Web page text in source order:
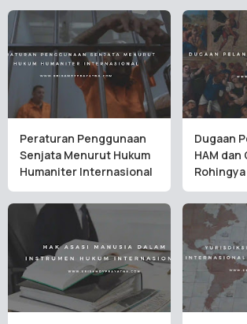
Peraturan Penggunaan
Senjata Menurut Hukum
Humaniter Internasional
Dugaan
HAM dan
Rohingya